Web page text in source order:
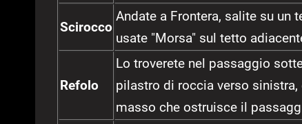
Scirocco
Andate a Frontera, salite su un
usate "Morsa" sul tetto
Refolo
Lo troverete nel passaggio
pilastro di roccia verso
masso che ostruisce il